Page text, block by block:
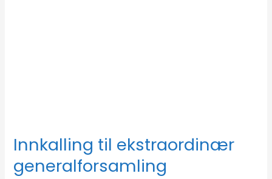
Innkalling til ekstraordinær
generalforsamling